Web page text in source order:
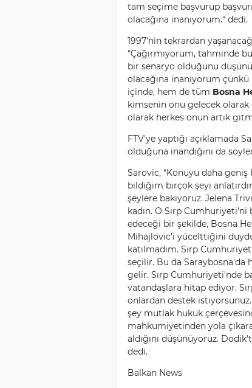
tam seçime başvurup
olacağına inanıyorum.“ dedi.
1997'nin tekrardan
“Çağırmıyorum, tahminde
bir senaryo olduğunu
olacağına inanıyorum
içinde, hem de tüm Bosna
kimsenin onu gelecek
olarak herkes onun artık
FTV'ye yaptığı açıklamada
olduğuna inandığını da
Sarovic, “Konuyu daha geniş
bildiğim birçok şeyi
şeylere bakıyoruz. Jelena
kadın. O Sırp
edeceği bir şekilde, Bosna
Mihajlovic'i yücelttiğini
katılmadım. Sırp
seçilir. Bu da Saraybosna'da
gelir. Sırp Cumhuriyeti'nde
vatandaşlara hitap ediyor.
onlardan destek
şey mutlak hukuk
mahkumiyetinden yola
aldığını düşünüyoruz.
dedi.
Balkan News